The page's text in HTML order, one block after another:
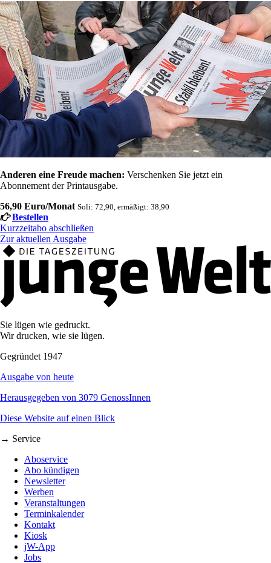
Anderen eine Freude machen: Verschenken Sie jetzt ein
Abonnement der Printausgabe.
56,90 Euro/Monat Soli: 72,90, ermäßigt: 38,90
Bestellen
Kurzzeitabo abschließen
Zur aktuellen Ausgabe
Sie lügen wie gedruckt.
Wir drucken, wie sie lügen.
Gegründet 1947
Ausgabe von heute
Herausgegeben von 3079 GenossInnen
Diese Website auf einen Blick
→ Service
Aboservice
Abo kündigen
Newsletter
Werben
Veranstaltungen
Terminkalender
Kontakt
Kiosk
jW-App
Jobs